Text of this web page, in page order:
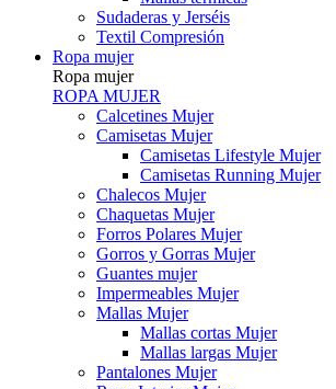
Sudaderas y Jerséis
Textil Compresión
Ropa mujer
Ropa mujer
ROPA MUJER
Calcetines Mujer
Camisetas Mujer
Camisetas Lifestyle Mujer
Camisetas Running Mujer
Chalecos Mujer
Chaquetas Mujer
Forros Polares Mujer
Gorros y Gorras Mujer
Guantes mujer
Impermeables Mujer
Mallas Mujer
Mallas cortas Mujer
Mallas largas Mujer
Pantalones Mujer